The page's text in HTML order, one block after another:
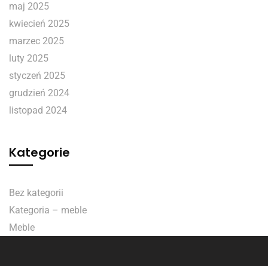
maj 2025
kwiecień 2025
marzec 2025
luty 2025
styczeń 2025
grudzień 2024
listopad 2024
Kategorie
Bez kategorii
Kategoria – meble
Meble